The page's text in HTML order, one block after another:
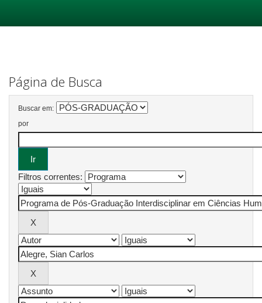
Página de Busca
Buscar em:
por
Filtros correntes: